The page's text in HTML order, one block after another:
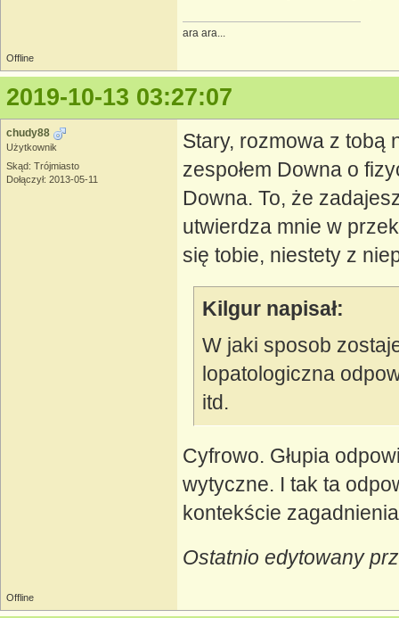
ara ara...
Offline
2019-10-13 03:27:07
chudy88
Użytkownik
Skąd: Trójmiasto
Dołączył: 2013-05-11
Stary, rozmowa z tobą
zespołem Downa o
Downa. To, że
utwierdza mnie w
się tobie, niestety z
Kilgur napisał:
W jaki sposob
lopatologiczna
itd.
Cyfrowo. Głupia
wytyczne. I tak ta
kontekście
Ostatnio edytowany
Offline